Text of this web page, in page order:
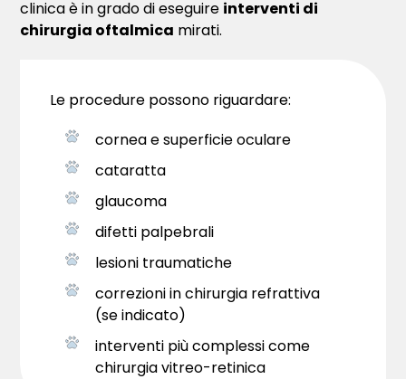
clinica è in grado di eseguire interventi di
chirurgia oftalmica mirati.
Le procedure possono riguardare:
cornea e superficie oculare
cataratta
glaucoma
difetti palpebrali
lesioni traumatiche
correzioni in chirurgia refrattiva
(se indicato)
interventi più complessi come
chirurgia vitreo-retinica